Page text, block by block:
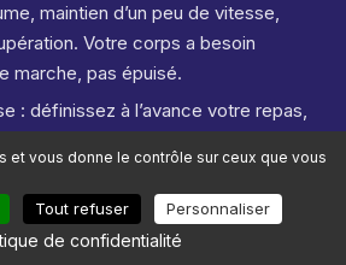
maintien d’un peu de vitesse,
Votre corps a besoin
marche, pas épuisé.
: définissez à l’avance votre repas,
moins le stress vous déborde.
une nuit qui bouge, qui résonne, qui
Votre rôle, c’est d’y arriver prêt,
et vous donne le contrôle sur ceux que vous
Tout refuser Personnaliser
de confidentialité